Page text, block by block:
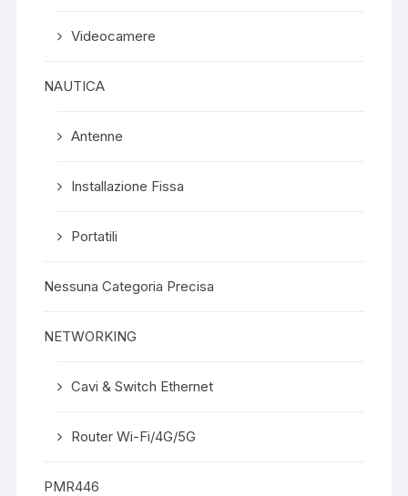
Videocamere
NAUTICA
Antenne
Installazione Fissa
Portatili
Nessuna Categoria Precisa
NETWORKING
Cavi & Switch Ethernet
Router Wi-Fi/4G/5G
PMR446